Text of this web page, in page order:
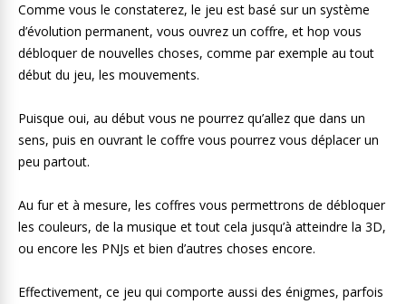
Comme vous le constaterez, le jeu est basé sur un système
d’évolution permanent, vous ouvrez un coffre, et hop vous
débloquer de nouvelles choses, comme par exemple au tout
début du jeu, les mouvements.
Puisque oui, au début vous ne pourrez qu’allez que dans un
sens, puis en ouvrant le coffre vous pourrez vous déplacer un
peu partout.
Au fur et à mesure, les coffres vous permettrons de débloquer
les couleurs, de la musique et tout cela jusqu’à atteindre la 3D,
ou encore les PNJs et bien d’autres choses encore.
Effectivement, ce jeu qui comporte aussi des énigmes, parfois